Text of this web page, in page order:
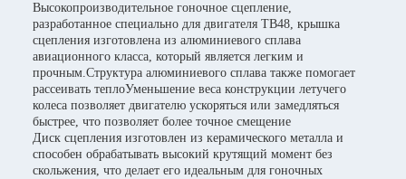
Высокопроизводительное гоночное сцепление,
разработанное специально для двигателя TB48, крышка
сцепления изготовлена из алюминиевого сплава
авиационного класса, который является легким и
прочным.Структура алюминиевого сплава также помогает
рассеивать теплоУменьшение веса конструкции летучего
колеса позволяет двигателю ускоряться или замедляться
быстрее, что позволяет более точное смещение
Диск сцепления изготовлен из керамического металла и
способен обрабатывать высокий крутящий момент без
скольжения, что делает его идеальным для гоночных